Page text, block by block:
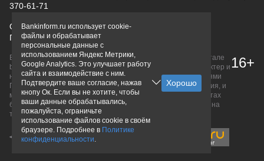
370-61-71
О проектеПолитика конфиденциальности
Правовая информацияДля рекламодателей
Вся информация о продуктах банков, размещенная на портале
bankinform.ru, носит исключительно ознакомительный характер и
не является публичной офертой, определяемой положениями
ГК РФ. Информация не содержит точного и полного описания, и
может быть изменена. Конечные условия уточняйте на сайтах
банков или при личном обращении. Исключительное право на
товарные знаки принадлежит их правообладателям.
16+
Bankinform.ru использует cookie-
файлы и обрабатывает
персональные данные с
использованием Яндекс Метрики,
Google Analytics. Это улучшает работу
сайта и взаимодействие с ним.
Подтвердите ваше согласие, нажав
кнопу Ок. Если вы не хотите, чтобы
ваши данные обрабатывались,
пожалуйста, ограничьте
использование файлов cookie в своём
браузере. Подробнее в Политике
конфиденциальности.